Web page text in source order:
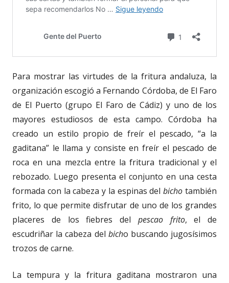
Para mostrar las virtudes de la fritura andaluza, la
organización escogió a Fernando Córdoba, de El Faro
de El Puerto (grupo El Faro de Cádiz) y uno de los
mayores estudiosos de esta campo. Córdoba ha
creado un estilo propio de freír el pescado, “a la
gaditana” le llama y consiste en freír el pescado de
roca en una mezcla entre la fritura tradicional y el
rebozado. Luego presenta el conjunto en una cesta
formada con la cabeza y la espinas delbicho también
frito, lo que permite disfrutar de uno de los grandes
placeres de los fiebres del pescao frito, el de
escudriñar la cabeza del bicho buscando jugosísimos
trozos de carne.
La tempura y la fritura gaditana mostraron una